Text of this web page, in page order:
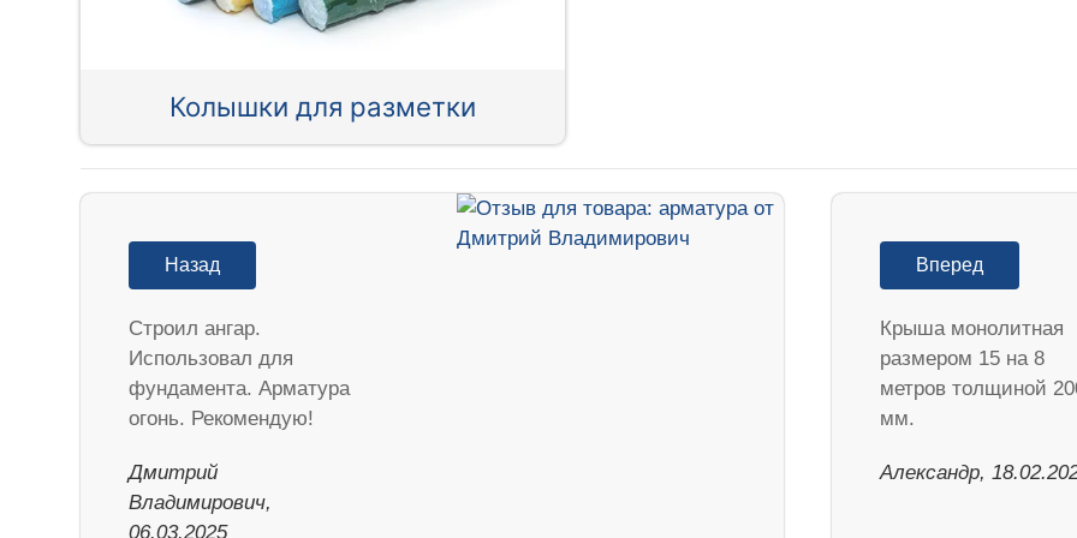
Колышки для разметки
Назад
Строил ангар.
Использовал для
фундамента. Арматура
огонь. Рекомендую!
Дмитрий
Владимирович,
06.03.2025
Вперед
Крыша монолитная
размером 15 на 8
метров толщиной
мм.
Александр,